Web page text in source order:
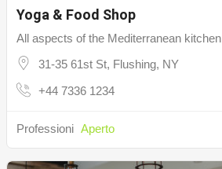
Yoga & Food Shop
All aspects of the Mediterranean kitchen
31-35 61st St, Flushing, NY
+44 7336 1234
Professioni Aperto